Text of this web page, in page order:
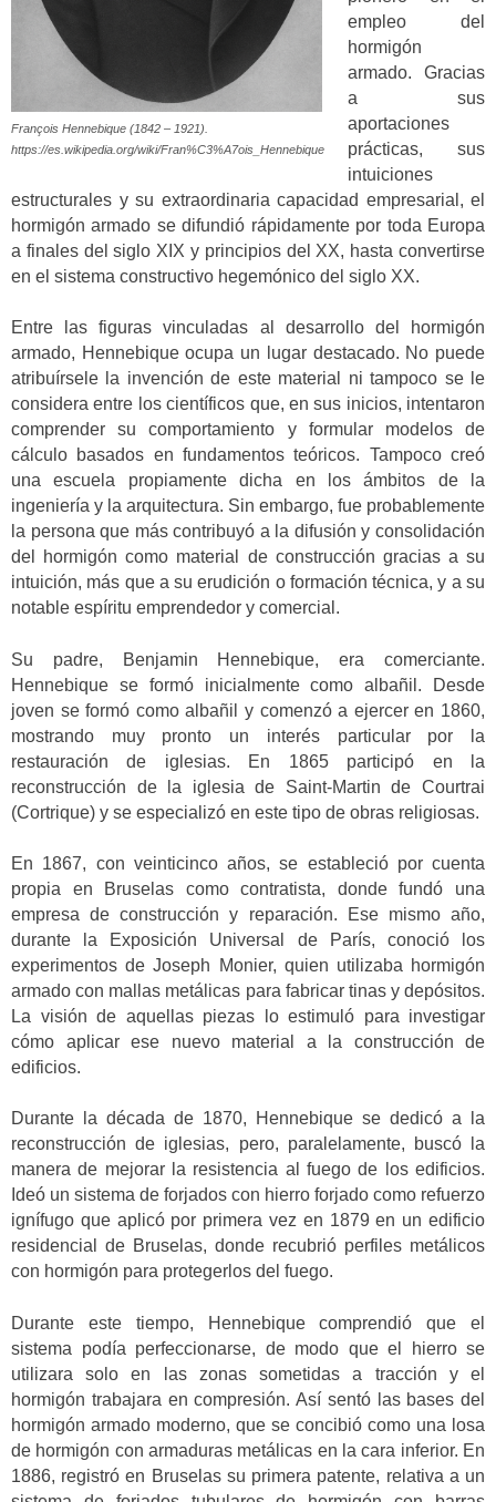
François Hennebique (1842 – 1921).
https://es.wikipedia.org/wiki/Fran%C3%A7ois_Hennebique
empleo del
hormigón
armado. Gracias
a sus
aportaciones
prácticas, sus
intuiciones
estructurales y su extraordinaria capacidad empresarial, el
hormigón armado se difundió rápidamente por toda Europa
a finales del siglo XIX y principios del XX, hasta convertirse
en el sistema constructivo hegemónico del siglo XX.
Entre las figuras vinculadas al desarrollo del hormigón
armado, Hennebique ocupa un lugar destacado. No puede
atribuírsele la invención de este material ni tampoco se le
considera entre los científicos que, en sus inicios, intentaron
comprender su comportamiento y formular modelos de
cálculo basados en fundamentos teóricos. Tampoco creó
una escuela propiamente dicha en los ámbitos de la
ingeniería y la arquitectura. Sin embargo, fue probablemente
la persona que más contribuyó a la difusión y consolidación
del hormigón como material de construcción gracias a su
intuición, más que a su erudición o formación técnica, y a su
notable espíritu emprendedor y comercial.
Su padre, Benjamin Hennebique, era comerciante.
Hennebique se formó inicialmente como albañil. Desde
joven se formó como albañil y comenzó a ejercer en 1860,
mostrando muy pronto un interés particular por la
restauración de iglesias. En 1865 participó en la
reconstrucción de la iglesia de Saint-Martin de Courtrai
(Cortrique) y se especializó en este tipo de obras religiosas.
En 1867, con veinticinco años, se estableció por cuenta
propia en Bruselas como contratista, donde fundó una
empresa de construcción y reparación. Ese mismo año,
durante la Exposición Universal de París, conoció los
experimentos de Joseph Monier, quien utilizaba hormigón
armado con mallas metálicas para fabricar tinas y depósitos.
La visión de aquellas piezas lo estimuló para investigar
cómo aplicar ese nuevo material a la construcción de
edificios.
Durante la década de 1870, Hennebique se dedicó a la
reconstrucción de iglesias, pero, paralelamente, buscó la
manera de mejorar la resistencia al fuego de los edificios.
Ideó un sistema de forjados con hierro forjado como refuerzo
ignífugo que aplicó por primera vez en 1879 en un edificio
residencial de Bruselas, donde recubrió perfiles metálicos
con hormigón para protegerlos del fuego.
Durante este tiempo, Hennebique comprendió que el
sistema podía perfeccionarse, de modo que el hierro se
utilizara solo en las zonas sometidas a tracción y el
hormigón trabajara en compresión. Así sentó las bases del
hormigón armado moderno, que se concibió como una losa
de hormigón con armaduras metálicas en la cara inferior. En
1886, registró en Bruselas su primera patente, relativa a un